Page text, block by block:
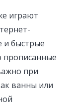
играют
и быстрые
прописанные
при
ванны или